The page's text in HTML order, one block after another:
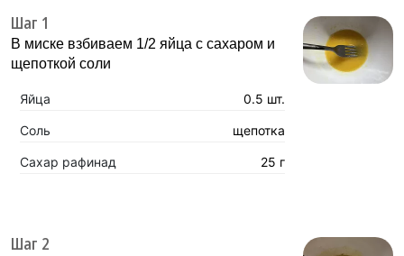
Шаг 1
В миске взбиваем 1/2 яйца с сахаром и
щепоткой соли
Яйца 0.5 шт.
Соль щепотка
Сахар рафинад 25 г
Шаг 2